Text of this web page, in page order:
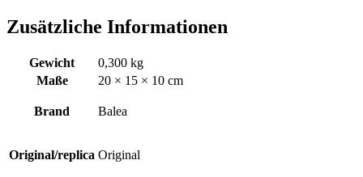
Zusätzliche Informationen
Gewicht
0,300 kg
Maße
20 × 15 × 10 cm
Brand Balea
Original/replica Original